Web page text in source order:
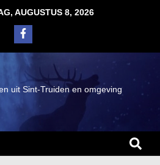
AUGUSTUS 8, 2026
uit Sint-Truiden en omgeving